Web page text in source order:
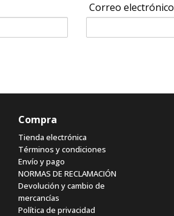
Correo electrónico
Compra
Tienda electrónica
Términos y condiciones
Envío y pago
NORMAS DE RECLAMACIÓN
Devolución y cambio de
mercancías
Política de privacidad